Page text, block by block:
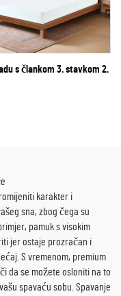
s člankom 3. stavkom 2.
karakter i
sna, zbog čega su
pamuk s visokim
jer ostaje prozračan i
S vremenom, premium
da se možete osloniti na to
spavaću sobu. Spavanje